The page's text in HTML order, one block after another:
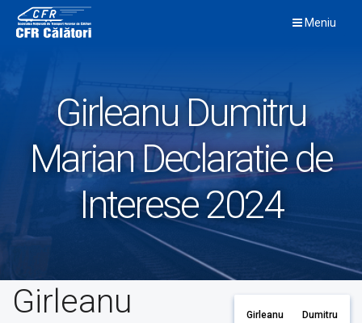
content
Meniu
Girleanu Dumitru
Marian Declaratie de
Interese 2024
Girleanu
Girleanu Dumitru